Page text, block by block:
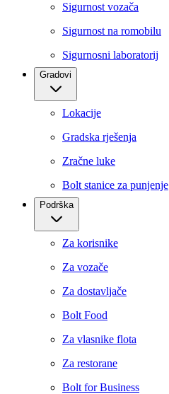
Sigurnost vozača
Sigurnost na romobilu
Sigurnosni laboratorij
Gradovi
Lokacije
Gradska rješenja
Zračne luke
Bolt stanice za punjenje
Podrška
Za korisnike
Za vozače
Za dostavljače
Bolt Food
Za vlasnike flota
Za restorane
Bolt for Business